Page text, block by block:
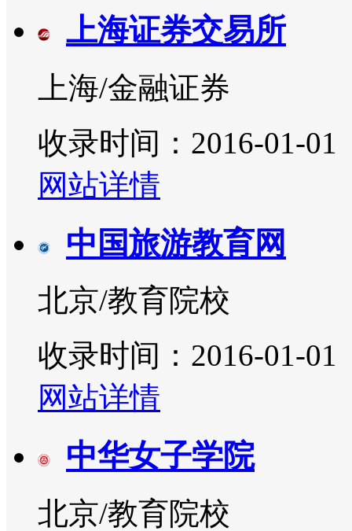
上海证券交易所
上海/金融证券
收录时间：2016-01-01
网站详情
中国旅游教育网
北京/教育院校
收录时间：2016-01-01
网站详情
中华女子学院
北京/教育院校